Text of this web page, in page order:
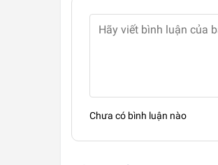
Chưa có bình luận nào